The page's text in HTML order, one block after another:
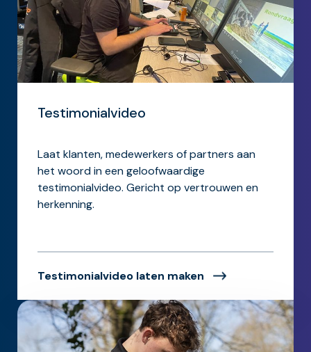
Testimonialvideo
Laat klanten, medewerkers of partners aan
het woord in een geloofwaardige
testimonialvideo. Gericht op vertrouwen en
herkenning.
Testimonialvideo laten maken